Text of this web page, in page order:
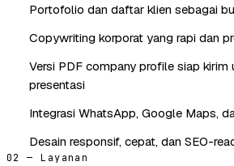
Portofolio dan daftar klien sebagai
Copywriting korporat yang rapi dan
Versi PDF company profile siap kirim
presentasi
Integrasi WhatsApp, Google Maps,
Desain responsif, cepat, dan SEO-
02 — Layanan